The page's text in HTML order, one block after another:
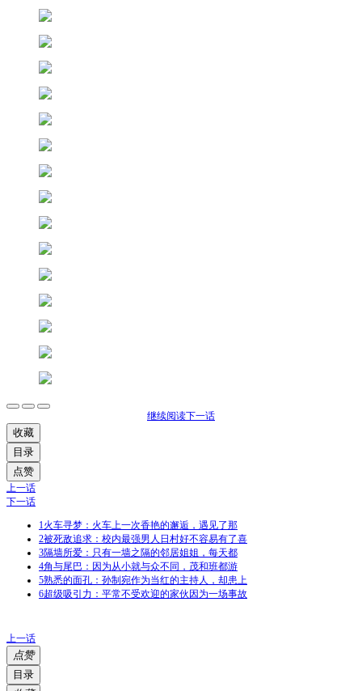
继续阅读下一话
收藏
目录
点赞
上一话
下一话
1火车寻梦：火车上一次香艳的邂逅，遇见了那
2被死敌追求：校内最强男人日村好不容易有了喜
3隔墙所爱：只有一墙之隔的邻居姐姐，每天都
4角与尾巴：因为从小就与众不同，茂和班都游
5熟悉的面孔：孙制宛作为当红的主持人，却患上
6超级吸引力：平常不受欢迎的家伙因为一场事故
上一话
点赞
目录